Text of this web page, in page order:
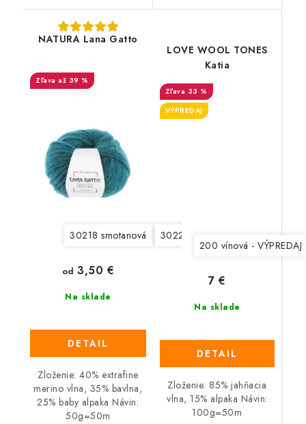
NATURA Lana Gatto
až 39 %
30218 smotanová 30220 svetlá šedobéžová
Na sklade
od 3,50 €
DETAIL
Zloženie: 40% extrafine
merino vlna, 35% bavlna,
25% baby alpaka Návin:
50g=50m
LOVE WOOL TONES
Katia
33 %
VÝPREDAJ
200 vínová - VÝPREDAJ
Na sklade
7 €
DETAIL
Zloženie: 85% jahňacia
vlna, 15% alpaka Návin:
100g=50m